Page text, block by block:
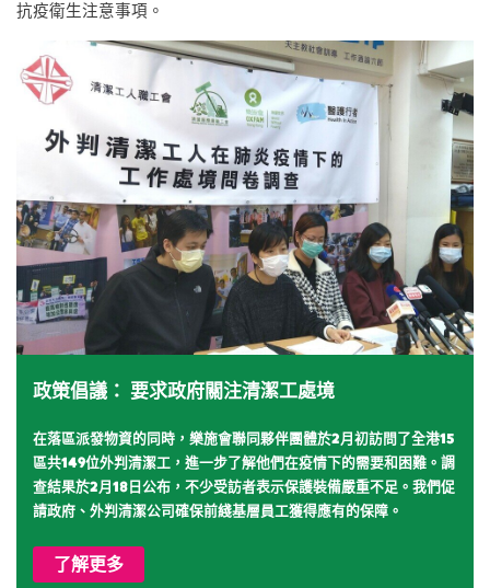
抗疫衛生注意事項。
政策倡議： 要求政府關注清潔工處境
在落區派發物資的同時，樂施會聯同夥伴團體於2月初訪問了全港15
區共149位外判清潔工，進一步了解他們在疫情下的需要和困難 。 調
查結果於2月18日公布，不少受訪者表示保護裝備嚴重不足。我們促
請政府、外判清潔公司確保前綫基層員工獲得應有的保障。
了解更多